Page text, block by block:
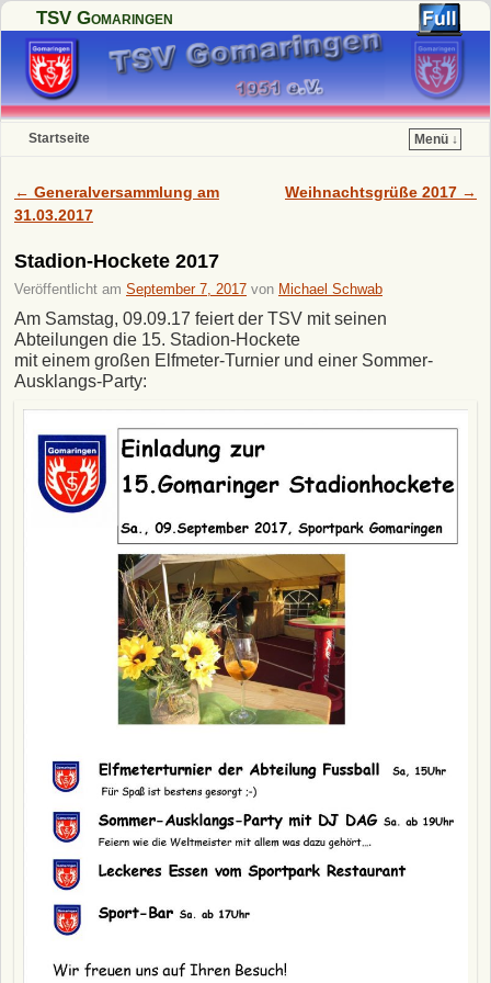
TSV Gomaringen
Startseite
Menü ↓
Artikelnavigation
← Generalversammlung am
31.03.2017
Weihnachtsgrüße 2017 →
Stadion-Hockete 2017
Veröffentlicht am September 7, 2017 von Michael Schwab
Am Samstag, 09.09.17 feiert der TSV mit seinen
Abteilungen die 15. Stadion-Hockete
mit einem großen Elfmeter-Turnier und einer Sommer-
Ausklangs-Party: